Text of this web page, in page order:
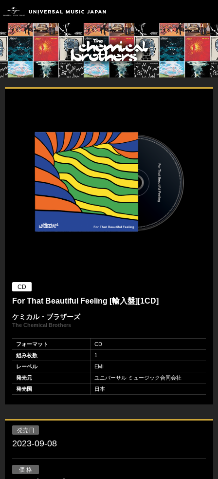
CD
For That Beautiful Feeling [輸入盤][1CD]
ケミカル・ブラザーズ
The Chemical Brothers
フォーマット
CD
組み枚数
1
レーベル
EMI
発売元
ユニバーサル ミュージック合同会社
発売国
日本
発売日
2023-09-08
価 格